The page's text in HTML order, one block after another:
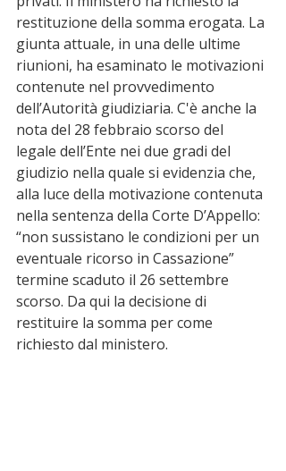
restituzione della somma erogata. La
giunta attuale, in una delle ultime
riunioni, ha esaminato le motivazioni
contenute nel provvedimento
dell’Autorità giudiziaria. C'è anche la
nota del 28 febbraio scorso del
legale dell’Ente nei due gradi del
giudizio nella quale si evidenzia che,
alla luce della motivazione contenuta
nella sentenza della Corte D’Appello:
“non sussistano le condizioni per un
eventuale ricorso in Cassazione”
termine scaduto il 26 settembre
scorso. Da qui la decisione di
restituire la somma per come
richiesto dal ministero.